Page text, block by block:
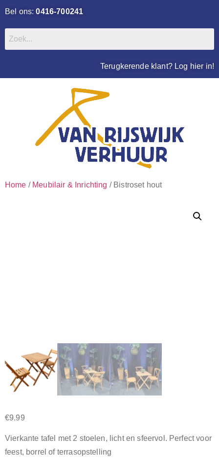
Bel ons:0416-700241
Terugkerende klant? Log hier in!
Home / Meubilair & Inrichting / Bistroset hout
€9.99
Vierkante tafel met 2 stoelen, licht en sfeervol. Perfect voor
feest, borrel of terrasopstelling